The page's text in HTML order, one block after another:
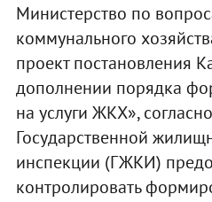
Министерство по
коммунального
проект постановления
дополнении порядка
на услуги ЖКХ»,
Государственной
инспекции (ГЖКИ)
контролировать